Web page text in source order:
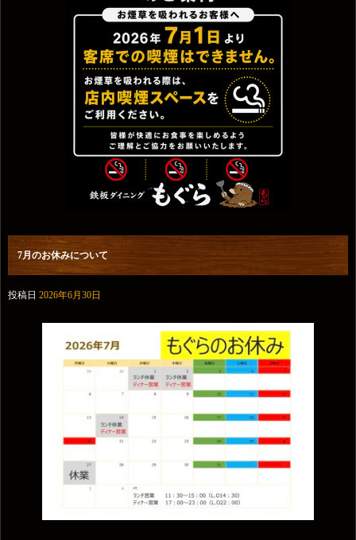
7月のお休みについて
投稿日 2026年6月30日